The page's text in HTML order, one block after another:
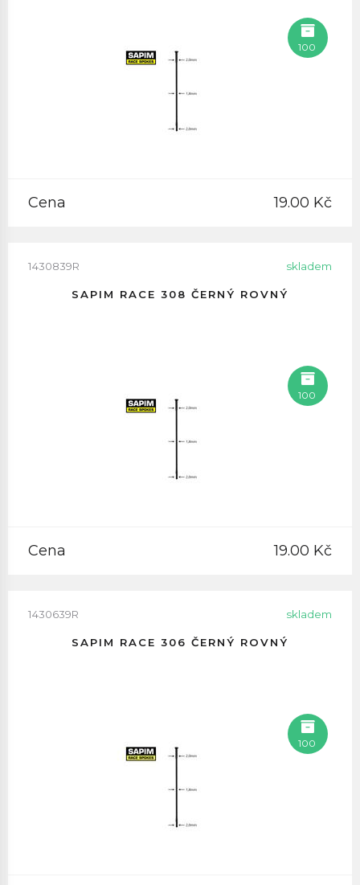
100
Cena 19.00 Kč
1430839R skladem
SAPIM RACE 308 ČERNÝ ROVNÝ
100
Cena 19.00 Kč
1430639R skladem
SAPIM RACE 306 ČERNÝ ROVNÝ
100